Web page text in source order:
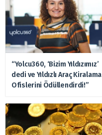
“Yolcu360, ‘Bizim Yıldızımız’
dedi ve Yıldızlı Araç Kiralama
Ofislerini Ödüllendirdi!”